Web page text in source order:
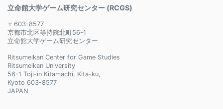
立命館大学ゲーム研究センター (RCGS)
〒603-8577
京都市北区等持院北町56-1
立命館大学ゲーム研究センター
Ritsumeikan Center for Game Studies
Ritsumeikan University
56-1 Toji-in Kitamachi, Kita-ku,
Kyoto 603-8577
JAPAN